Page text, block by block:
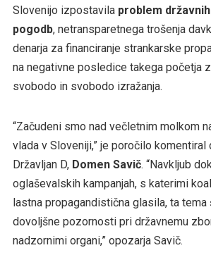
Slovenijo izpostavila problem
pogodb, netransparetnega trošenja
denarja za financiranje strankarske
na negativne posledice takega početja
svobodo in svobodo izražanja.
“Začudeni smo nad večletnim molkom
vlada v Sloveniji,” je poročilo
Državljan D, Domen Savič. “Navkljub
oglaševalskih kampanjah, s katerimi
lastna propagandistična glasila, ta
dovoljšne pozornosti pri državnemu
nadzornimi organi,” opozarja Savič.